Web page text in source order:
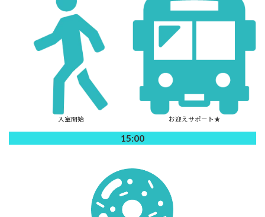
入室開始 お迎えサポート★
15:00